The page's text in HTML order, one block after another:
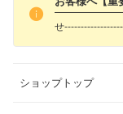
せ
ショップトップ